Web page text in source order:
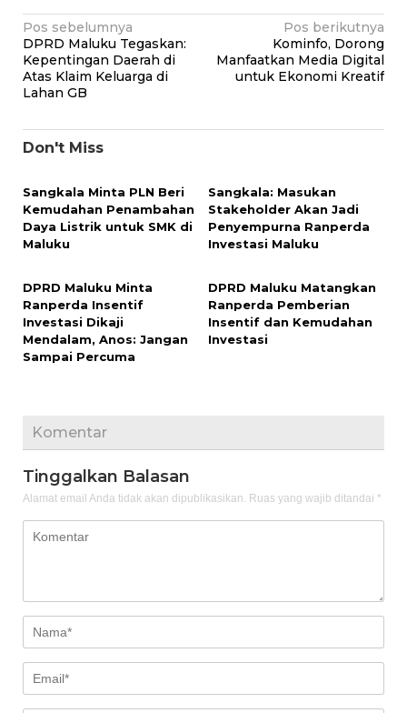
Navigasi
pos
Pos sebelumnya
DPRD Maluku Tegaskan:
Kepentingan Daerah di
Atas Klaim Keluarga di
Lahan GB
Pos berikutnya
Kominfo, Dorong
Manfaatkan Media Digital
untuk Ekonomi Kreatif
Don't Miss
Sangkala Minta PLN Beri
Kemudahan Penambahan
Daya Listrik untuk SMK di
Maluku
Sangkala: Masukan
Stakeholder Akan Jadi
Penyempurna Ranperda
Investasi Maluku
DPRD Maluku Minta
Ranperda Insentif
Investasi Dikaji
Mendalam, Anos: Jangan
Sampai Percuma
DPRD Maluku Matangkan
Ranperda Pemberian
Insentif dan Kemudahan
Investasi
Komentar
Tinggalkan Balasan
Alamat email Anda tidak akan dipublikasikan. Ruas yang wajib ditandai *